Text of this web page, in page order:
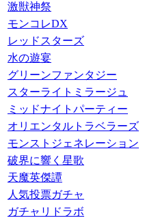
激獣神祭
モンコレDX
レッドスターズ
水の遊宴
グリーンファンタジー
スターライトミラージュ
ミッドナイトパーティー
オリエンタルトラベラーズ
モンストジェネレーション
破界に響く星歌
天魔英傑譚
人気投票ガチャ
ガチャリドラボ